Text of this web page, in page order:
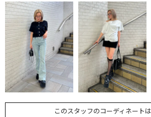
このスタッフのコーディネート